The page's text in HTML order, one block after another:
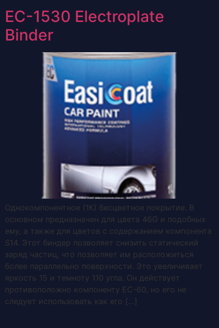
EC-1530 Electroplate
Binder
Однокомпонентное (1К) бесцветное покрытие. В
основном предназначен для цвета 46G и подобных
ему, а также для цветов с содержанием компонента
S14. Этот биндер позволяет снизить статический
заряд частиц, что позволяет им расположиться
более параллельно поверхности. Это увеличивает
яркость 15 и темноту 110 угла. Он действует
противоположно компоненту ЕС-60, но его не
следует использовать как его […]